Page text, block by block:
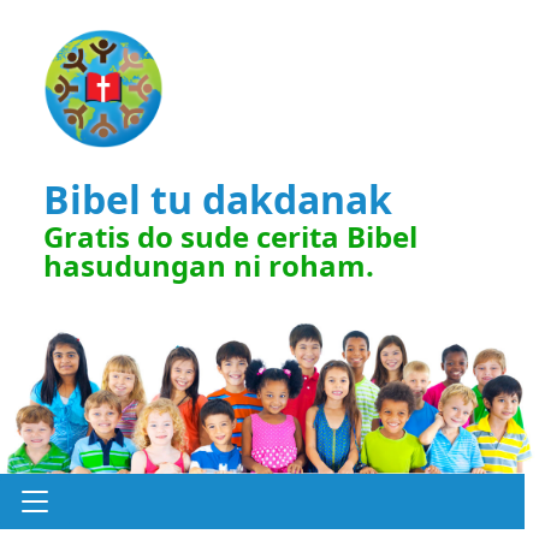
Bibel tu dakdanak
Gratis do sude cerita Bibel
hasudungan ni roham.